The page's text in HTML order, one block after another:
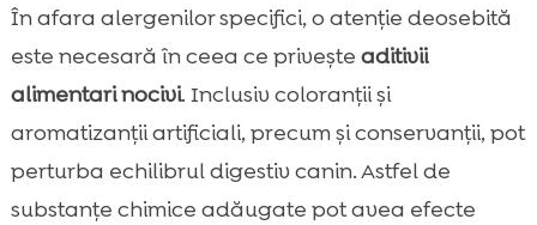
În afara alergenilor specifici, o atenție deosebită
este necesară în ceea ce privește aditivii
alimentari nocivi. Inclusiv coloranții și
aromatizanții artificiali, precum și conservanții, pot
perturba echilibrul digestiv canin. Astfel de
substanțe chimice adăugate pot avea efecte